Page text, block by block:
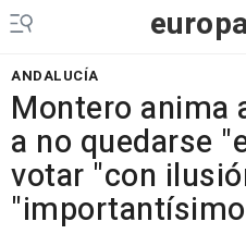
ANDALUCÍA
Montero anima
a no quedarse
votar "con